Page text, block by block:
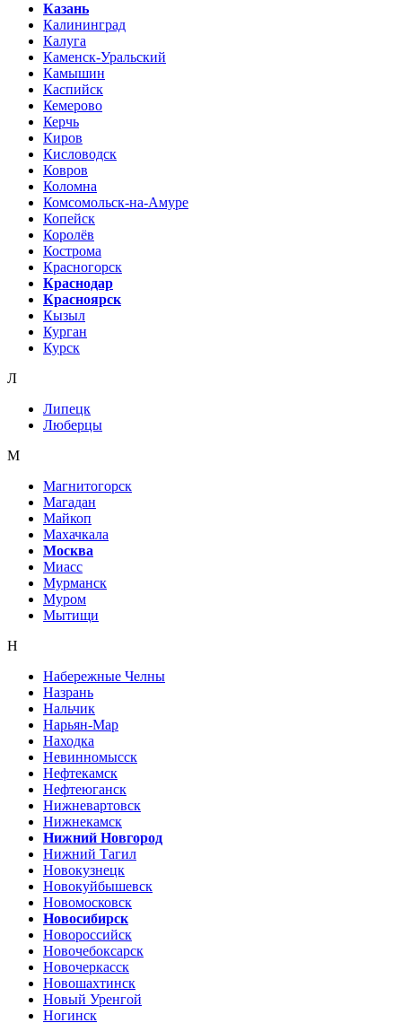
Казань
Калининград
Калуга
Каменск-Уральский
Камышин
Каспийск
Кемерово
Керчь
Киров
Кисловодск
Ковров
Коломна
Комсомольск-на-Амуре
Копейск
Королёв
Кострома
Красногорск
Краснодар
Красноярск
Кызыл
Курган
Курск
Л
Липецк
Люберцы
М
Магнитогорск
Магадан
Майкоп
Махачкала
Москва
Миасс
Мурманск
Муром
Мытищи
Н
Набережные Челны
Назрань
Нальчик
Нарьян-Мар
Находка
Невинномысск
Нефтекамск
Нефтеюганск
Нижневартовск
Нижнекамск
Нижний Новгород
Нижний Тагил
Новокузнецк
Новокуйбышевск
Новомосковск
Новосибирск
Новороссийск
Новочебоксарск
Новочеркасск
Новошахтинск
Новый Уренгой
Ногинск